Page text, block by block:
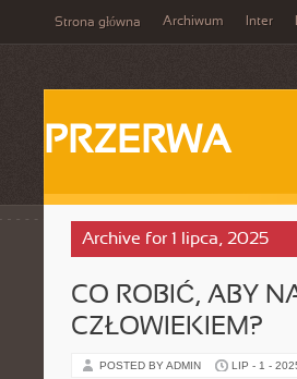
Strona główna Archiwum Inter
PRZERWA
Archive for 1 lipca, 2025
CO ROBIĆ, ABY
CZŁOWIEKIEM?
POSTED BY ADMIN LIP - 1 -